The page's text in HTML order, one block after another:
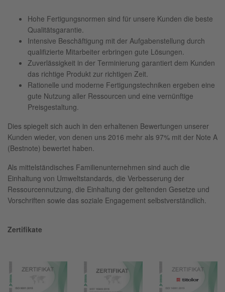
Hohe Fertigungsnormen sind für unsere Kunden die beste
Qualitätsgarantie.
Intensive Beschäftigung mit der Aufgabenstellung durch
qualifizierte Mitarbeiter erbringen gute Lösungen.
Zuverlässigkeit in der Terminierung garantiert dem Kunden
das richtige Produkt zur richtigen Zeit.
Rationelle und moderne Fertigungstechniken ergeben eine
gute Nutzung aller Ressourcen und eine vernünftige
Preisgestaltung.
Dies spiegelt sich auch in den erhaltenen Bewertungen unserer
Kunden wieder, von denen uns 2016 mehr als 97% mit der Note A
(Bestnote) bewertet haben.
Als mittelständisches Familienunternehmen sind auch die
Einhaltung von Umweltstandards, die Verbesserung der
Ressourcennutzung, die Einhaltung der geltenden Gesetze und
Vorschriften sowie das soziale Engagement selbstverständlich.
Zertifikate